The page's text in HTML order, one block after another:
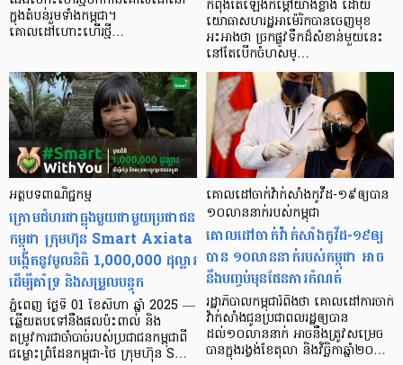
ក្នុងតំបន់រួមទាំងកម្ពុជា។
គោលដៅហោះហើរថ្មី…
កំពុងតែឡើងកម្ដៅយ៉ាងខ្លាំង ដោយ
យោធាសហរដ្ឋអាម៉េរិកបានចេញមុខ
អះអាងថា ច្រកផ្លូវទឹកដ៏សំខាន់មួយនេះ
នៅតែបើកចំហសម្…
អត្ថបទពាណិជ្ជកម្ម
ក្រោមជំហរជាធ្លុងមួយជាមួយប្រជាជន
កម្ពុជា ក្រុមហ៊ុន Smart Axiata
បង្កើតនូវមូលនិធិ 1,000,000 ដុល្លារ
ដើម្បីគាំទ្រ និងសម្រួលបន្ទុក
ភ្នំពេញ ថ្ងៃទី 01 ខែសីហា ឆ្នាំ 2025 —
ឆ្លើយតបទៅនឹងផលប៉ះពាល់ និង
តម្រូវការជាចាំបាច់របស់ប្រជាជនកម្ពុជាពី
ជម្លោះព្រំដែនកម្ពុជា-ថៃ ក្រុមហ៊ុន S…
គោលដៅចាក់វ៉ាក់សាំងកូវីដ-១៩ឲ្យបាន
១០លាននាក់របស់កម្ពុជា
គោលដៅចាក់វ៉ាក់សាំងកូវីដ-១៩ឲ្យ
បាន ១០លាននាក់របស់កម្ពុជា អាច
នឹងបញ្ចប់មុនផែនការកំណត់
រដ្ឋាភិបាលកម្ពុជារំពឹងថា គោលដៅការចាក់
វ៉ាក់សាំងជូនប្រជាពលរដ្ឋឲ្យបាន
ដល់១០លាននាក់ អាចនឹងត្រូវសម្រេច
បានក្នុងរង្វង់ខែតុលា និងវិច្ឆិកាឆ្នាំ២០…